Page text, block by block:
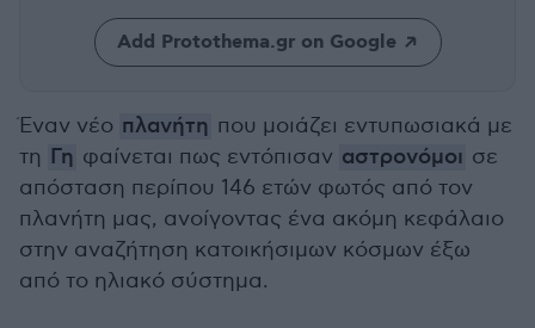
Add Protothema.gr on Google
Έναν νέο πλανήτη που μοιάζει εντυπωσιακά με
τη Γη φαίνεται πως εντόπισαν αστρονόμοι σε
απόσταση περίπου 146 ετών φωτός από τον
πλανήτη μας, ανοίγοντας ένα ακόμη κεφάλαιο
στην αναζήτηση κατοικήσιμων κόσμων έξω
από το ηλιακό σύστημα.